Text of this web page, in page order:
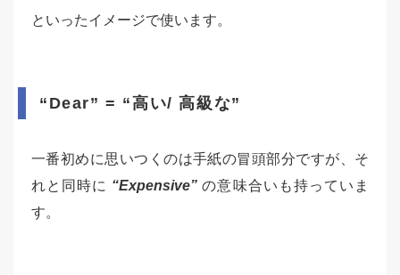
といったイメージで使います。
“Dear” = “高い/ 高級な”
一番初めに思いつくのは手紙の冒頭部分ですが、そ
れと同時に “Expensive” の意味合いも持っていま
す。